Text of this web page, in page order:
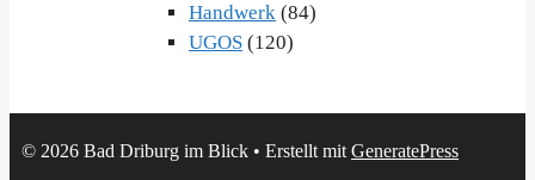
Handwerk (84)
UGOS (120)
© 2026 Bad Driburg im Blick • Erstellt mit GeneratePress